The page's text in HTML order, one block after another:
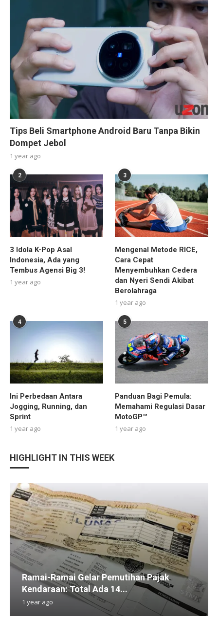
Tips Beli Smartphone Android Baru Tanpa Bikin
Dompet Jebol
1 year ago
2
3 Idola K-Pop Asal
Indonesia, Ada yang
Tembus Agensi Big 3!
1 year ago
3
Mengenal Metode RICE,
Cara Cepat
Menyembuhkan Cedera
dan Nyeri Sendi Akibat
Berolahraga
1 year ago
4
Ini Perbedaan Antara
Jogging, Running, dan
Sprint
1 year ago
5
Panduan Bagi Pemula:
Memahami Regulasi Dasar
MotoGP™
1 year ago
HIGHLIGHT IN THIS WEEK
Ramai-Ramai Gelar Pemutihan Pajak
Kendaraan: Total Ada 14...
1 year ago